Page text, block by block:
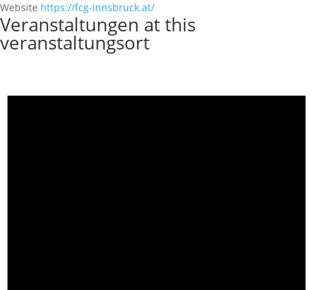
Website https://fcg-innsbruck.at/
Veranstaltungen at this
veranstaltungsort